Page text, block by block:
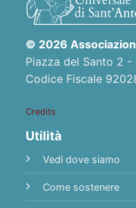
© 2026
Piazza del Santo 2 -
Codice Fiscale
Credits
Utilità
Vedi dove siamo
Come sostenere